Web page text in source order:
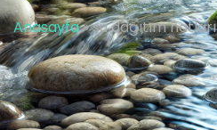
Anasayfa»su dağıtım hatları